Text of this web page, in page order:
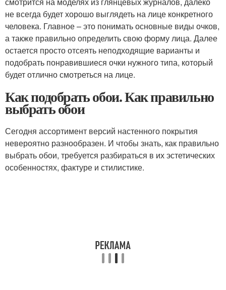
не всегда будет хорошо выглядеть на лице конкретного
человека. Главное – это понимать основные виды очков,
а также правильно определить свою форму лица. Далее
остается просто отсеять неподходящие варианты и
подобрать понравившиеся очки нужного типа, который
будет отлично смотреться на лице.
Как подобрать обои. Как правильно
выбрать обои
Сегодня ассортимент версий настенного покрытия
невероятно разнообразен. И чтобы знать, как правильно
выбрать обои, требуется разбираться в их эстетических
особенностях, фактуре и стилистике.